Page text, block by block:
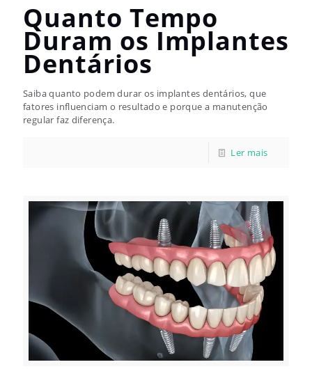
Quanto Tempo
Duram os Implantes
Dentários
Saiba quanto podem durar os implantes dentários, que
fatores influenciam o resultado e porque a manutenção
regular faz diferença.